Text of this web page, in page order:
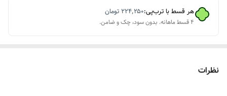
هر قسط با ترب‌پی:۲۲۴٬۲۵۰تومان
۴ قسط ماهانه. بدون سود، چک و ضامن.
نظرات